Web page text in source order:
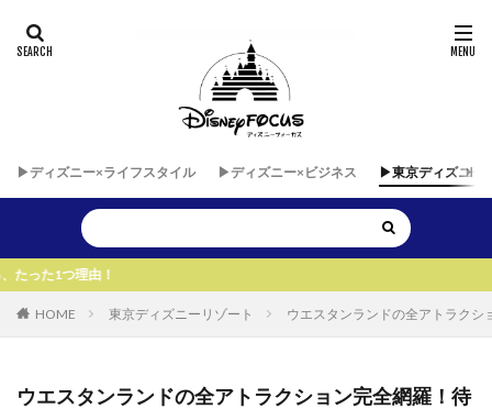
▶︎ディズニー×ライフスタイル ▶︎ディズニー×ビジネス ▶︎東京ディズニー
HOME 東京ディズニーリゾート ウエスタンランドの全アトラク
ウエスタンランドの全アトラクション完全網羅！待